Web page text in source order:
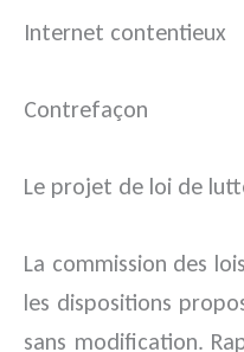
Internet contentieux
Contrefaçon
Le projet de loi de
La commission des
les dispositions
sans modification.